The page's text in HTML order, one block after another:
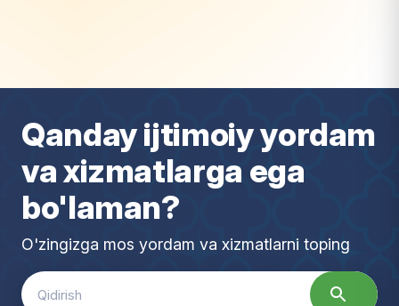
mtiy oz
Qanday ijtimoiy yordam
va xizmatlarga ega
bo'laman?
O'zingizga mos yordam va xizmatlarni toping
Search
for: